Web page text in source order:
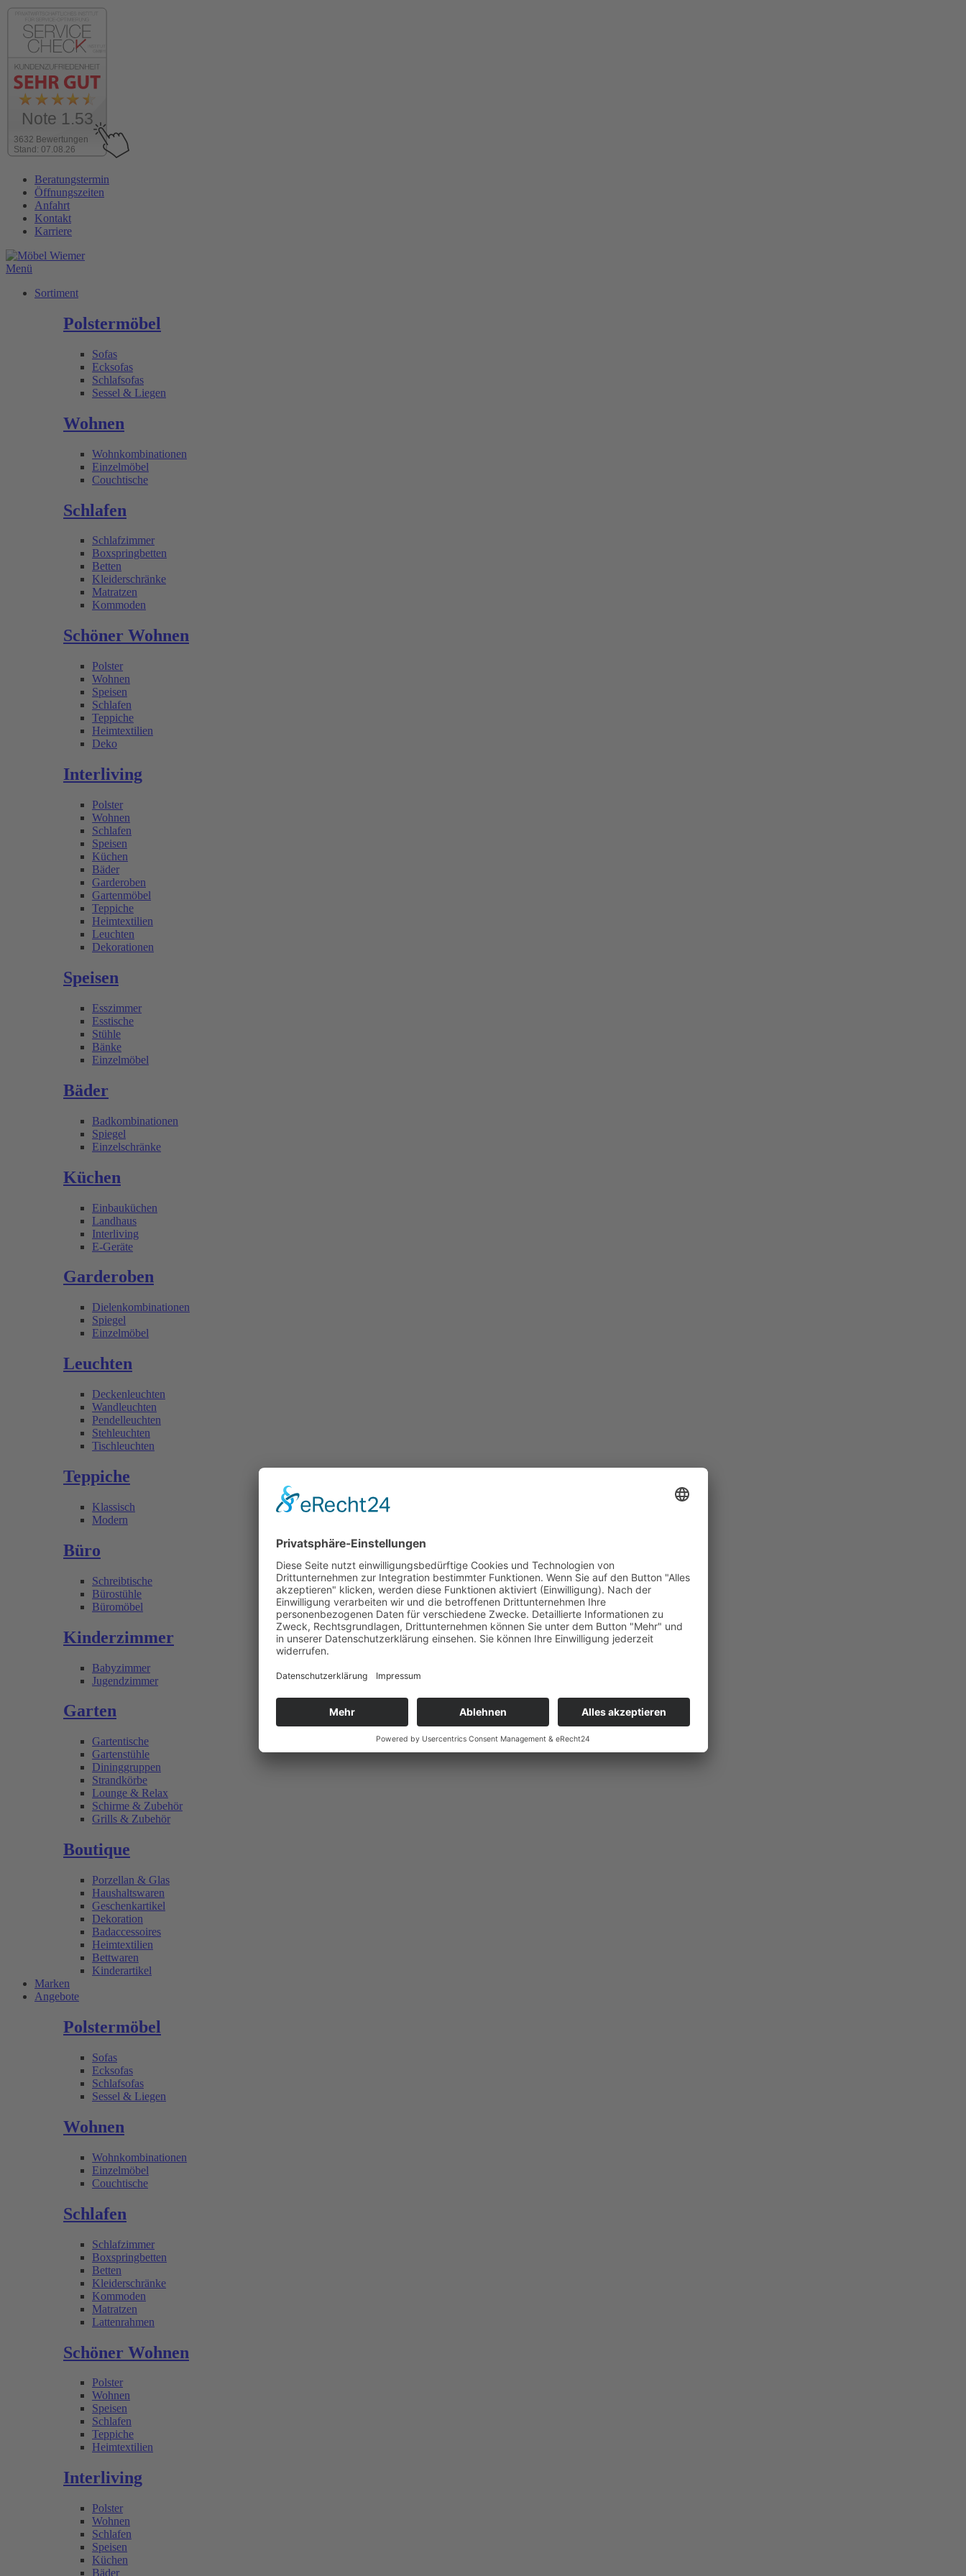
3632 Bewertungen
Stand: 07.08.26
Note 1.53
Inhalt
wechseln
Beratungstermin
Öffnungszeiten
Anfahrt
Kontakt
Karriere
Menü
Sortiment
Polstermöbel
Sofas
Ecksofas
Schlafsofas
Sessel & Liegen
Wohnen
Wohnkombinationen
Einzelmöbel
Couchtische
Schlafen
Schlafzimmer
Boxspringbetten
Betten
Kleiderschränke
Matratzen
Kommoden
Schöner Wohnen
Polster
Wohnen
Speisen
Schlafen
Teppiche
Heimtextilien
Deko
Interliving
Polster
Wohnen
Schlafen
Speisen
Küchen
Bäder
Garderoben
Gartenmöbel
Teppiche
Heimtextilien
Leuchten
Dekorationen
Speisen
Esszimmer
Esstische
Stühle
Bänke
Einzelmöbel
Bäder
Badkombinationen
Spiegel
Einzelschränke
Küchen
Einbauküchen
Landhaus
Interliving
E-Geräte
Garderoben
Dielenkombinationen
Spiegel
Einzelmöbel
Leuchten
Deckenleuchten
Wandleuchten
Pendelleuchten
Stehleuchten
Tischleuchten
Teppiche
Klassisch
Modern
Büro
Schreibtische
Bürostühle
Büromöbel
Kinderzimmer
Babyzimmer
Jugendzimmer
Garten
Gartentische
Gartenstühle
Dininggruppen
Strandkörbe
Lounge & Relax
Schirme & Zubehör
Grills & Zubehör
Boutique
Porzellan & Glas
Haushaltswaren
Geschenkartikel
Dekoration
Badaccessoires
Heimtextilien
Bettwaren
Kinderartikel
Marken
Angebote
Polstermöbel
Sofas
Ecksofas
Schlafsofas
Sessel & Liegen
Wohnen
Wohnkombinationen
Einzelmöbel
Couchtische
Schlafen
Schlafzimmer
Boxspringbetten
Betten
Kleiderschränke
Kommoden
Matratzen
Lattenrahmen
Schöner Wohnen
Polster
Wohnen
Speisen
Schlafen
Teppiche
Heimtextilien
Interliving
Polster
Wohnen
Schlafen
Speisen
Küchen
Bäder